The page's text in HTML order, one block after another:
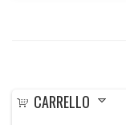
CARRELLO